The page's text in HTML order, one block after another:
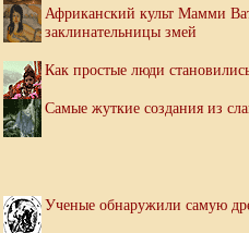
Африканский культ Мамми
заклинательницы змей
Как простые люди
Самые жуткие создания из
Ученые обнаружили самую